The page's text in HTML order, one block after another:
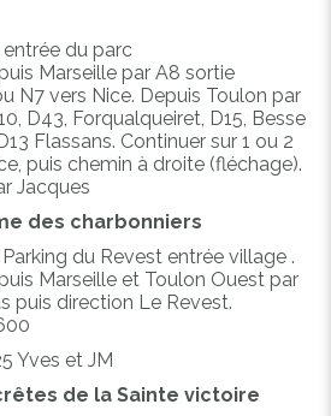
entrée du parc
Marseille par A8 sortie
N7 vers Nice. Depuis Toulon par
D43, Forqualqueiret, D15, Besse
Flassans. Continuer sur 1 ou 2
puis chemin à droite (fléchage).
Jacques
des charbonniers
Parking du Revest entrée village .
Marseille et Toulon Ouest par
puis direction Le Revest.
Yves et JM
de la Sainte victoire